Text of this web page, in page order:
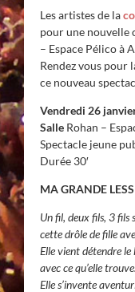
Les artistes de la
pour une nouvelle
– Espace Pélico à
Rendez vous pour
ce nouveau
Vendredi 26
Salle Rohan –
Spectacle jeune
Durée 30′
MA GRANDE
Un fil, deux fils, 3 fils
cette drôle de fille
Elle vient détendre le
avec ce qu’elle trouve.
Elle s’invente